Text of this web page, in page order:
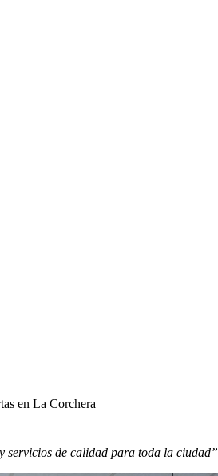
en La Corchera
servicios de calidad para toda la ciudad”